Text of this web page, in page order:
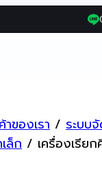
ของเรา / ระบบ
ล็ก / เครื่องเรีย